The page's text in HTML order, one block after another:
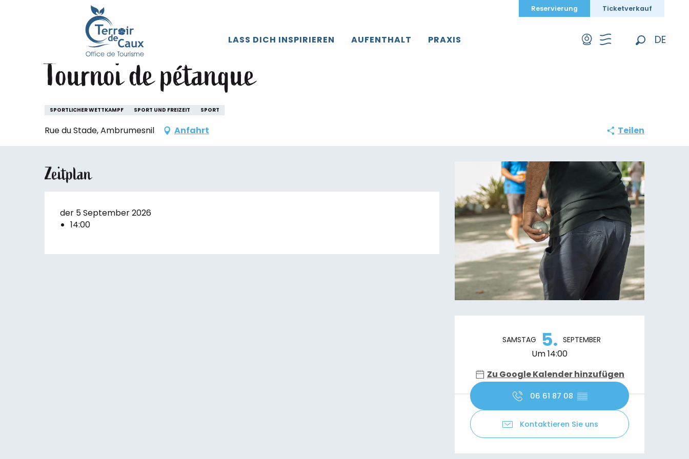
DE
Reservierung Ticketverkauf
LASS DICH INSPIRIEREN AUFENTHALT PRAXIS
Aufenthalt
Samstag 5. september um 14:00
Tournoi de pétanque
SPORTLICHER WETTKAMPF SPORT UND FREIZEIT SPORT
Rue du Stade, Ambrumesnil Anfahrt Teilen
Öffnungszeiten & Kontaktdaten
SAMSTAG 5. SEPTEMBER
Um 14:00
Zu Google Kalender hinzufügen
06 61 87 08 ▒▒
Kontaktieren Sie uns
Zeitplan
der 5 September 2026
14:00